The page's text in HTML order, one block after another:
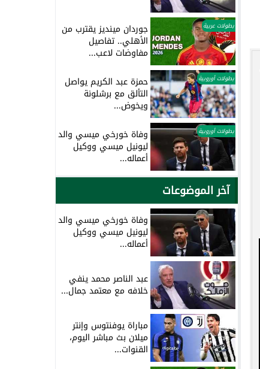
بطولات عربية جوردان مينديز يقترب من
الأهلي.. تفاصيل
مفاوضات لاعب...
بطولات أوروبية حمزة عبد الكريم يواصل
التألق مع برشلونة
ويخوض...
بطولات أوروبية وفاة خورخي ميسي والد
ليونيل ميسي ووكيل
أعماله...
آخر الموضوعات
وفاة خورخي ميسي والد
ليونيل ميسي ووكيل
أعماله...
عبد الناصر محمد ينفي
خلافه مع معتمد جمال...
مباراة يوفنتوس وإنتر
ميلان بث مباشر اليوم،
القنوات...